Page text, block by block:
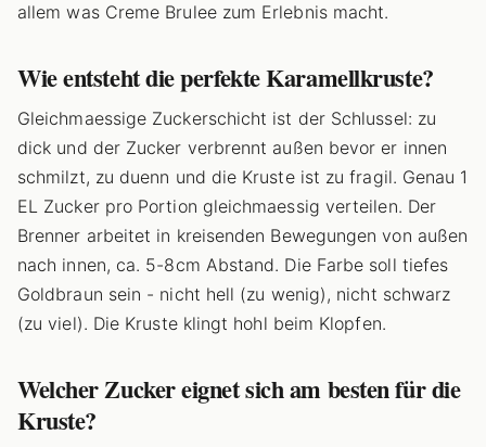
allem was Creme Brulee zum Erlebnis macht.
Wie entsteht die perfekte Karamellkruste?
Gleichmaessige Zuckerschicht ist der Schlussel: zu
dick und der Zucker verbrennt außen bevor er innen
schmilzt, zu duenn und die Kruste ist zu fragil. Genau 1
EL Zucker pro Portion gleichmaessig verteilen. Der
Brenner arbeitet in kreisenden Bewegungen von außen
nach innen, ca. 5-8cm Abstand. Die Farbe soll tiefes
Goldbraun sein - nicht hell (zu wenig), nicht schwarz
(zu viel). Die Kruste klingt hohl beim Klopfen.
Welcher Zucker eignet sich am besten für die
Kruste?